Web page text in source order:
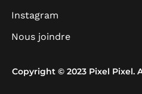
Instagram
Nous joindre
Copyright © 2023 Pixel Pixel.